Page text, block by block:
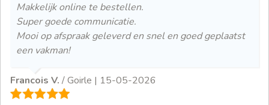
Makkelijk online te bestellen.
Super goede communicatie.
Mooi op afspraak geleverd en snel en goed geplaatst
een vakman!
Francois V. / Goirle | 15-05-2026